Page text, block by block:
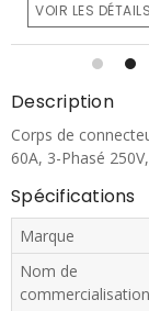
VOIR LES DÉTAILS
Description
Corps de
60A, 3-Phasé
Spécifications
Marque
Nom de
commercialisation